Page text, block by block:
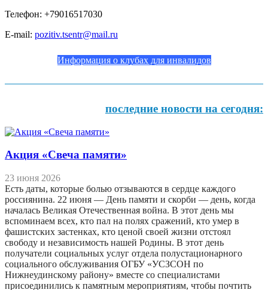
Телефон: +79016517030
Е-mail: pozitiv.tsentr@mail.ru
Информация о клубах для инвалидов
последние новости на сегодня:
Акция «Свеча памяти»
23 июня 2026
Есть даты, которые болью отзываются в сердце каждого
россиянина. 22 июня — День памяти и скорби — день, когда
началась Великая Отечественная война. В этот день мы
вспоминаем всех, кто пал на полях сражений, кто умер в
фашистских застенках, кто ценой своей жизни отстоял
свободу и независимость нашей Родины. В этот день
получатели социальных услуг отдела полустационарного
социального обслуживания ОГБУ «УСЗСОН по
Нижнеудинскому району» вместе со специалистами
присоединились к памятным мероприятиям, чтобы почтить